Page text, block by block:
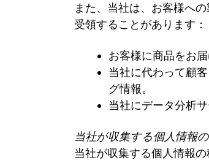
また、当社は、お客様へ
受領することがあります：
お客様に商品をお
当社に代わって顧
グ情報。
当社にデータ分析
当社が収集する個人情報
当社が収集する個人情報